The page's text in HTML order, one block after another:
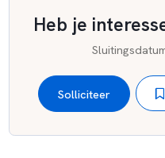
Heb je
Solliciteer